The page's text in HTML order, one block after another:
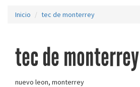
Inicio tec de monterrey
tec de monterrey
nuevo leon, monterrey